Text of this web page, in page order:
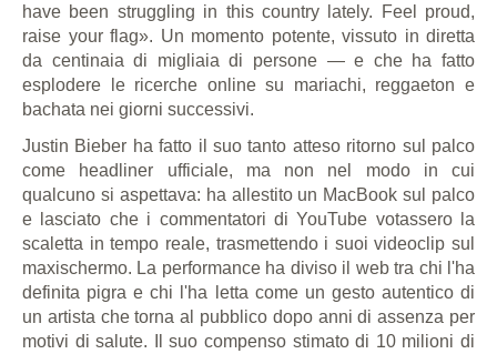
have been struggling in this country lately. Feel proud,
raise your flag». Un momento potente, vissuto in diretta
da centinaia di migliaia di persone — e che ha fatto
esplodere le ricerche online su mariachi, reggaeton e
bachata nei giorni successivi.
Justin Bieber ha fatto il suo tanto atteso ritorno sul palco
come headliner ufficiale, ma non nel modo in cui
qualcuno si aspettava: ha allestito un MacBook sul palco
e lasciato che i commentatori di YouTube votassero la
scaletta in tempo reale, trasmettendo i suoi videoclip sul
maxischermo. La performance ha diviso il web tra chi l'ha
definita pigra e chi l'ha letta come un gesto autentico di
un artista che torna al pubblico dopo anni di assenza per
motivi di salute. Il suo compenso stimato di 10 milioni di